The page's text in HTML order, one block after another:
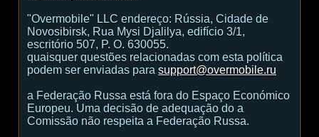
"Overmobile" LLC endereço: Rússia, Cidade de
Novosibirsk, Rua Mysi Djalilya, edifício 3/1,
escritório 507, P. O. 630055.
quaisquer questões relacionadas com esta política
podem ser enviadas para support@overmobile.ru
a Federação Russa está fora do Espaço Económico
Europeu. Uma decisão de adequação do a
Comissão não respeita a Federação Russa.